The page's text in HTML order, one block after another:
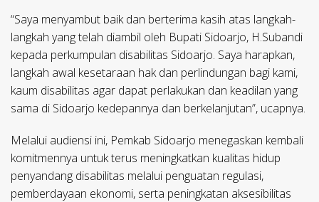
“Saya menyambut baik dan berterima kasih atas langkah-
langkah yang telah diambil oleh Bupati Sidoarjo, H.Subandi
kepada perkumpulan disabilitas Sidoarjo. Saya harapkan,
langkah awal kesetaraan hak dan perlindungan bagi kami,
kaum disabilitas agar dapat perlakukan dan keadilan yang
sama di Sidoarjo kedepannya dan berkelanjutan”, ucapnya.
Melalui audiensi ini, Pemkab Sidoarjo menegaskan kembali
komitmennya untuk terus meningkatkan kualitas hidup
penyandang disabilitas melalui penguatan regulasi,
pemberdayaan ekonomi, serta peningkatan aksesibilitas